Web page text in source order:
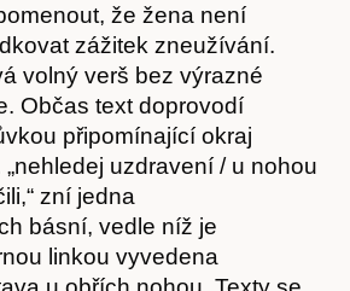
Hostcast
že žena není
zážitek zneužívání.
volný verš bez výrazné
Občas text doprovodí
připomínající okraj
uzdravení / u nohou
zní jedna
básní, vedle níž je
linkou vyvedena